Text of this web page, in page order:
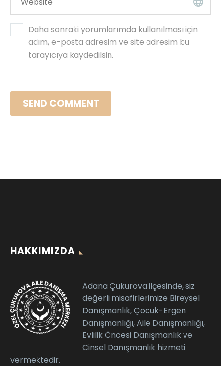
Daha sonraki yorumlarımda kullanılması için
adım, e-posta adresim ve site adresim bu
tarayıcıya kaydedilsin.
SEND COMMENT
HAKKIMIZDA
Adana Çukurova ilçesinde, siz
değerli misafirlerimize Bireysel
Danışmanlık, Çocuk-Ergen
Danışmanlığı, Aile Danışmanlığı,
Evlilik Öncesi Danışmanlık ve
Cinsel Danışmanlık hizmeti
vermektedir.